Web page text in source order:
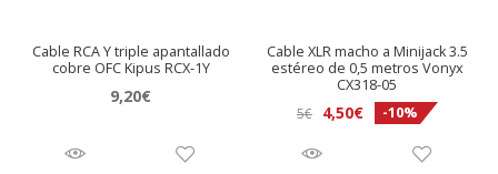
Cable RCA Y triple apantallado
cobre OFC Kipus RCX-1Y
9,20€
Cable XLR macho a Minijack 3.5
estéreo de 0,5 metros Vonyx
CX318-05
5€
El
original
4,50€El
actual
-10%